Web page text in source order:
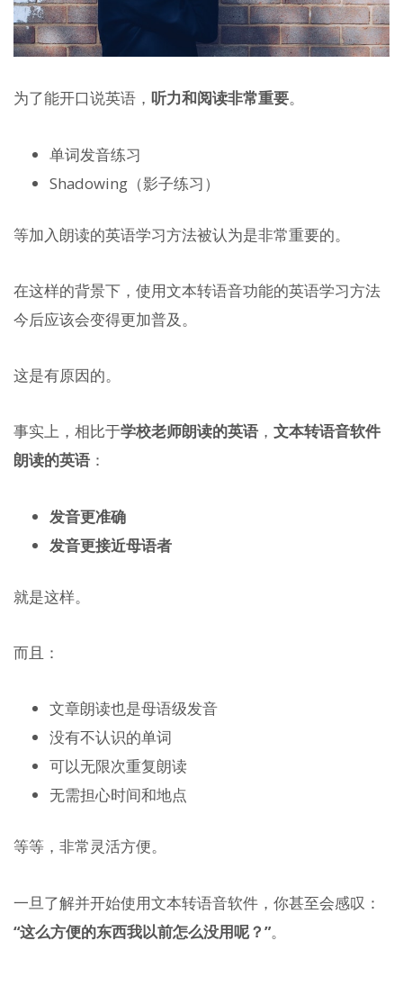
为了能开口说英语， 听力和阅读非常重要。
单词发音练习
Shadowing（影子练习）
等加入朗读的英语学习方法被认为是非常重要的。
在这样的背景下，使用文本转语音功能的英语学习方法
今后应该会变得更加普及。
这是有原因的。
事实上，相比于学校老师朗读的英语 ， 文本转语音软件
朗读的英语 ：
发音更准确
发音更接近母语者
就是这样。
而且：
文章朗读也是母语级发音
没有不认识的单词
可以无限次重复朗读
无需担心时间和地点
等等，非常灵活方便。
一旦了解并开始使用文本转语音软件，你甚至会感叹：
“这么方便的东西我以前怎么没用呢？”。